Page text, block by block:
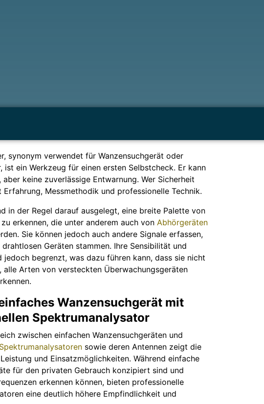
synonym verwendet für Wanzensuchgerät oder
ist ein Werkzeug für einen ersten Selbstcheck. Er kann
aber keine zuverlässige Entwarnung. Wer Sicherheit
Erfahrung, Messmethodik und professionelle Technik.
in der Regel darauf ausgelegt, eine breite Palette von
erkennen, die unter anderem auch von Abhörgeräten
Sie können jedoch auch andere Signale erfassen,
Geräten stammen. Ihre Sensibilität und
jedoch begrenzt, was dazu führen kann, dass sie nicht
alle Arten von versteckten Überwachungsgeräten
Wanzensuchgerät mit
Spektrumanalysator
zwischen einfachen Wanzensuchgeräten und
Spektrumanalysatoren sowie deren Antennen zeigt die
und Einsatzmöglichkeiten. Während einfache
für den privaten Gebrauch konzipiert sind und
erkennen können, bieten professionelle
eine deutlich höhere Empfindlichkeit und